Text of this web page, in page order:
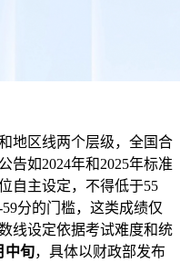
地区线两个层级，全国合
告如2024年和2025年标准
自主设定，不得低于55
分的门槛，这类成绩仅
线设定依据考试难度和统
中旬，具体以财政部发布